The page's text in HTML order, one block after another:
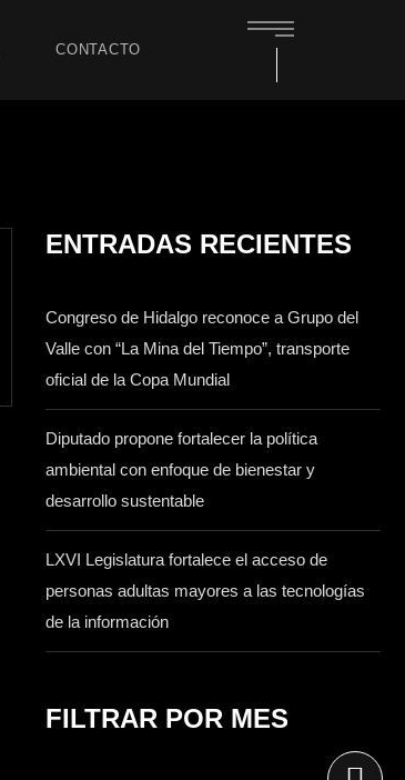
CONTACTO
ENTRADAS RECIENTES
Congreso de Hidalgo reconoce a Grupo del
Valle con “La Mina del Tiempo”, transporte
oficial de la Copa Mundial
Diputado propone fortalecer la política
ambiental con enfoque de bienestar y
desarrollo sustentable
LXVI Legislatura fortalece el acceso de
personas adultas mayores a las tecnologías
de la información
FILTRAR POR MES